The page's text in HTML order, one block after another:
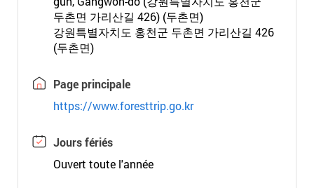
두촌면 가리산길 426) (두촌면)
강원특별자치도 홍천군 두촌면 가리산길 426
(두촌면)
Page principale
https://www.foresttrip.go.kr
Jours fériés
Ouvert toute l'année